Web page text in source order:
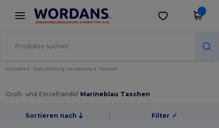
× Wordans App
Bessere Preise in der App!
App holen
Startseite Basic Kleidung | Accessoires Taschen
Groß- und Einzelhandel Marineblau Taschen
Sortieren nach Filter ✓